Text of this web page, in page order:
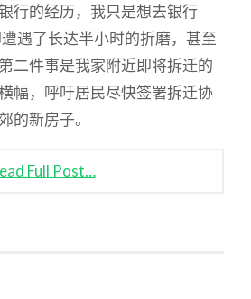
行的经历，我只是想去银行
遇了长达半小时的折磨，甚至
二件事是我家附近即将拆迁的
幅，呼吁居民尽快签署拆迁协
的新房子。
Full Post…